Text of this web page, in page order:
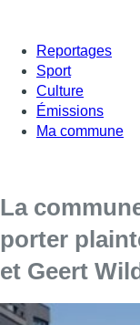
Reportages
Sport
Culture
Émissions
Ma commune
La
porter
et Geert